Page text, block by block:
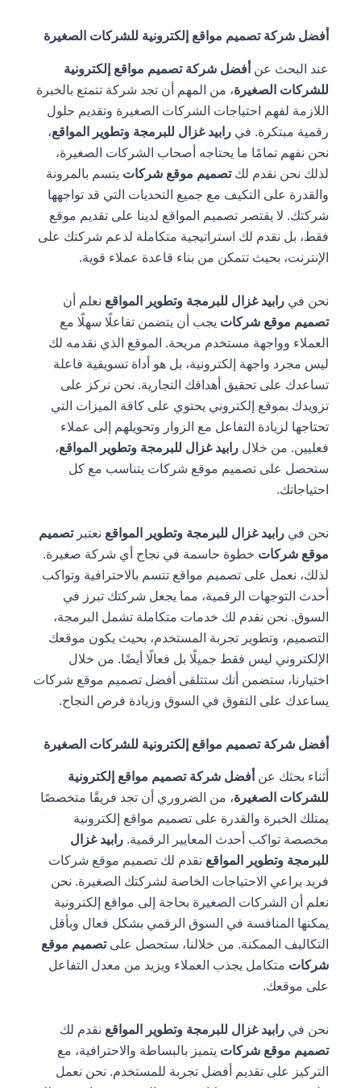
أفضل شركة تصميم مواقع إلكترونية للشركات الصغيرة
عند البحث عنأفضل شركة تصميم مواقع إلكترونية
للشركات الصغيرة، من المهم أن تجد شركة تتمتع بالخبرة
اللازمة لفهم احتياجات الشركات الصغيرة وتقديم حلول
رقمية مبتكرة. فيرابيد غزال للبرمجة وتطوير المواقع ،
نحن نفهم تمامًا ما يحتاجه أصحاب الشركات الصغيرة،
لذلك نحن نقدم لكتصميم موقع شركاتيتسم بالمرونة
والقدرة على التكيف مع جميع التحديات التي قد تواجهها
شركتك. لا يقتصر تصميم المواقع لدينا على تقديم موقع
فقط، بل نقدم لك استراتيجية متكاملة لدعم شركتك على
الإنترنت، بحيث تتمكن من بناء قاعدة عملاء قوية.
نحن فيرابيد غزال للبرمجة وتطوير المواقع نعلم أن
تصميم موقع شركاتيجب أن يتضمن تفاعلًا سهلًا مع
العملاء وواجهة مستخدم مريحة. الموقع الذي نقدمه لك
ليس مجرد واجهة إلكترونية، بل هو أداة تسويقية فاعلة
تساعدك على تحقيق أهدافك التجارية. نحن نركز على
تزويدك بموقع إلكتروني يحتوي على كافة الميزات التي
تحتاجها لزيادة التفاعل مع الزوار وتحويلهم إلى عملاء
فعليين. من خلالرابيد غزال للبرمجة وتطوير المواقع ،
ستحصل على تصميم موقع شركات يتناسب مع كل
احتياجاتك.
نحن فيرابيد غزال للبرمجة وتطوير المواقع نعتبرتصميم
موقع شركاتخطوة حاسمة في نجاح أي شركة صغيرة.
لذلك، نعمل على تصميم مواقع تتسم بالاحترافية وتواكب
أحدث التوجهات الرقمية، مما يجعل شركتك تبرز في
السوق. نحن نقدم لك خدمات متكاملة تشمل البرمجة،
التصميم، وتطوير تجربة المستخدم، بحيث يكون موقعك
الإلكتروني ليس فقط جميلًا بل فعالًا أيضًا. من خلال
اختيارنا، ستضمن أنك ستتلقى أفضل تصميم موقع شركات
يساعدك على التفوق في السوق وزيادة فرص النجاح.
أفضل شركة تصميم مواقع إلكترونية للشركات الصغيرة
أثناء بحثك عنأفضل شركة تصميم مواقع إلكترونية
للشركات الصغيرة، من الضروري أن تجد فريقًا متخصصًا
يمتلك الخبرة والقدرة على تصميم مواقع إلكترونية
مخصصة تواكب أحدث المعايير الرقمية.رابيد غزال
للبرمجة وتطوير المواقع تقدم لك تصميم موقع شركات
فريد يراعي الاحتياجات الخاصة لشركتك الصغيرة. نحن
نعلم أن الشركات الصغيرة بحاجة إلى مواقع إلكترونية
يمكنها المنافسة في السوق الرقمي بشكل فعال وبأقل
التكاليف الممكنة. من خلالنا، ستحصل علىتصميم موقع
شركاتمتكامل يجذب العملاء ويزيد من معدل التفاعل
على موقعك.
نحن فيرابيد غزال للبرمجة وتطوير المواقع نقدم لك
تصميم موقع شركاتيتميز بالبساطة والاحترافية، مع
التركيز على تقديم أفضل تجربة للمستخدم. نحن نعمل